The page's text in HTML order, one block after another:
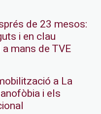
de 23 mesos:
i en clau
mans de TVE
a La
i els